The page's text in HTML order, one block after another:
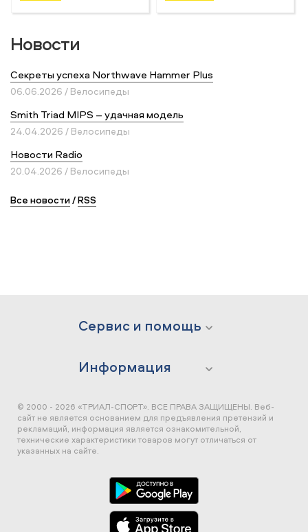
Новости
Секреты успеха Northwave Hammer Plus
06.06.2026 / Велосипеды
Smith Triad MIPS – удачная модель
24.04.2026 / Велосипеды
Новости Radio
20.04.2026 / Велосипеды
Все новости/RSS
Сервис и помощь
Информация
© 2000 - 2026 «ТРИАЛ-СПОРТ». ВСЕ ПРАВА ЗАЩИЩЕНЫ. Веб-
сайт не является основанием для предъявления претензий и
рекламаций, информация является ознакомительной,
технические характеристики товаров могут отличаться от
указанных на сайте.